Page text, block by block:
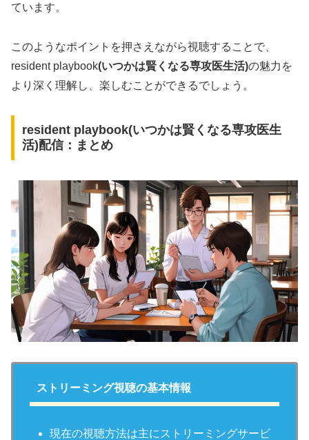
ています。
このようなポイントを押さえながら視聴することで、
resident playbook(いつかは賢くなる専攻医生活)の魅力を
より深く理解し、楽しむことができるでしょう。
resident playbook(いつかは賢くなる専攻医生
活)配信：まとめ
ストリーミング視聴の基本情報
現在の視聴方法は主にストリーミングサービ